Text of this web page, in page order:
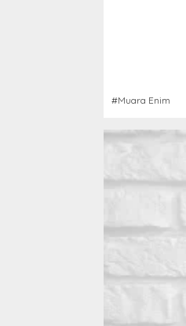
#Muara Enim